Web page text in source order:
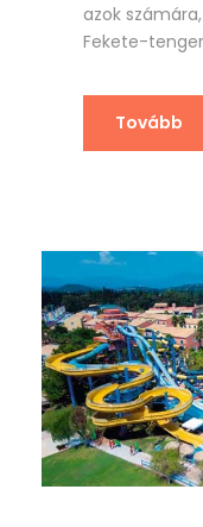
azok
Fekete-
Tovább